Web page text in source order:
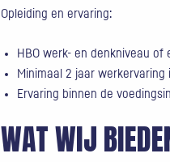
Opleiding en ervaring:
HBO werk- en denkniveau
Minimaal 2 jaar
Ervaring binnen de
WAT WIJ